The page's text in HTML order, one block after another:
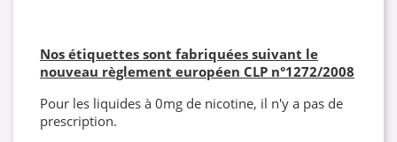
Nos étiquettes sont fabriquées suivant le
nouveau règlement européen CLP n°1272/2008
Pour les liquides à 0mg de nicotine, il n'y a pas de
prescription.